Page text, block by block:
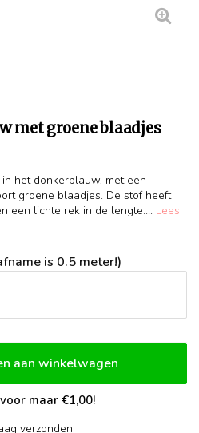
met groene blaadjes
het donkerblauw, met een
groene blaadjes. De stof heeft
een lichte rek in de lengte.... Lees
is 0.5 meter!)
aan winkelwagen
maar €1,00!
verzonden